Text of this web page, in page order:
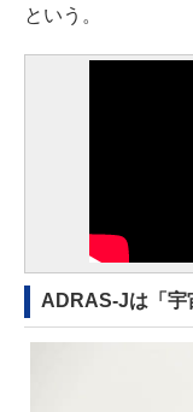
という。
ADRAS-Jは「宇